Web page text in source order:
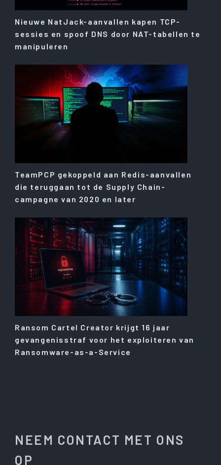
Nieuwe NatJack-aanvallen kapen TCP-
sessies en spoof DNS door NAT-tabellen te
manipuleren
TeamPCP gekoppeld aan Redis-aanvallen
die teruggaan tot de Supply Chain-
campagne van 2020 en later
Ransom Cartel Creator krijgt 16 jaar
gevangenisstraf voor het exploiteren van
Ransomware-as-a-Service
NEEM CONTACT MET ONS
OP